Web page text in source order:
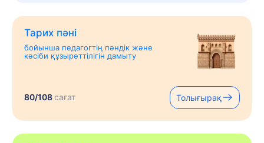
Тарих пәні
бойынша педагогтің пәндік және
кәсіби құзыреттілігін дамыту
80/108сағат Толығырақ